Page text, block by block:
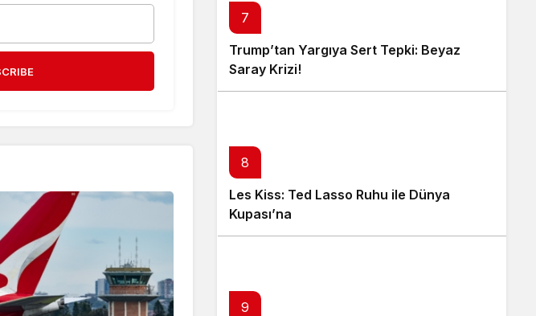
7
Trump’tan Yargıya Sert Tepki: Beyaz
Saray Krizi!
8
Les Kiss: Ted Lasso Ruhu ile Dünya
Kupası’na
9